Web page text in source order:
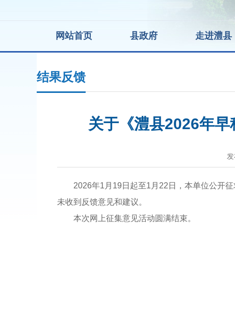
网站首页 县政府 走进澧县
结果反馈
关于《澧县2026年
2026年1月19日起至1月22日，本单位公开
未收到反馈意见和建议。
本次网上征集意见活动圆满结束。